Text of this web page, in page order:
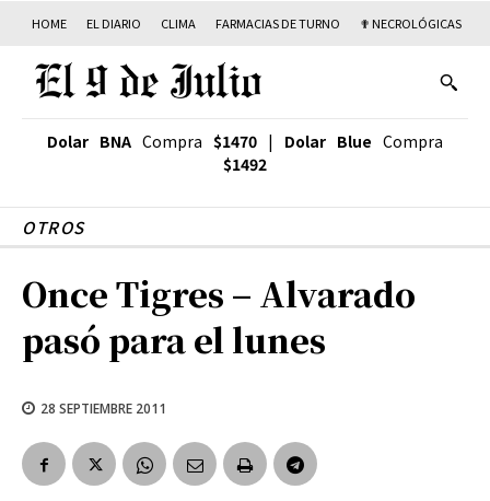
HOME EL DIARIO CLIMA FARMACIAS DE TURNO ✟ NECROLÓGICAS
Dolar BNA Compra $1470 | Dolar Blue Compra
$1492
OTROS
Once Tigres – Alvarado
pasó para el lunes
28 SEPTIEMBRE 2011